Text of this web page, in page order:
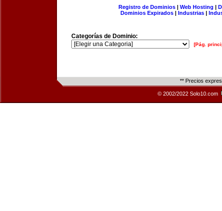
Registro de Dominios| Web Hosting |
Dominios Expirados | Industrias |
Categorías de Dominio:
[Pág.
** Precios
© 2002/2022 Solo10.com